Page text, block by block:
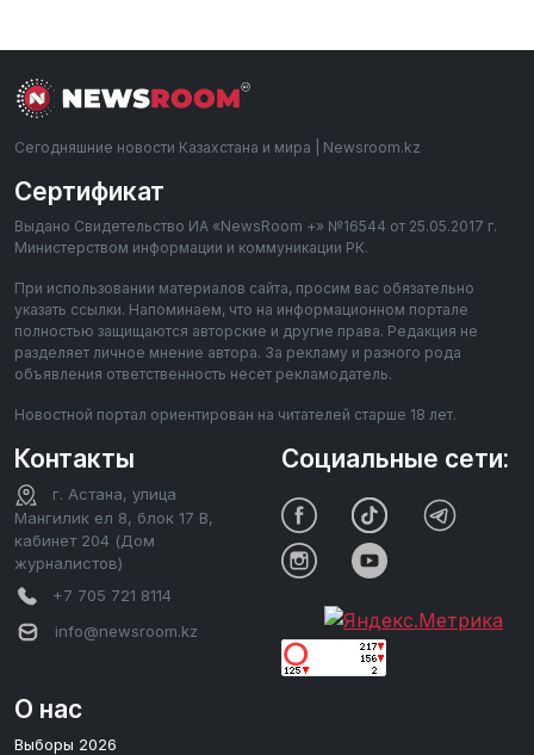
Сегодняшние новости Казахстана и мира | Newsroom.kz
Сертификат
Выдано Свидетельство ИА «NewsRoom +» №16544 от 25.05.2017 г.
Министерством информации и коммуникации РК.
При использовании материалов сайта, просим вас обязательно
указать ссылки. Напоминаем, что на информационном портале
полностью защищаются авторские и другие права. Редакция не
разделяет личное мнение автора. За рекламу и разного рода
объявления ответственность несет рекламодатель.
Новостной портал ориентирован на читателей старше 18 лет.
Контакты
г. Астана, улица
Мангилик ел 8, блок 17 В,
кабинет 204 (Дом
журналистов)
+7 705 721 8114
info@newsroom.kz
О нас
Выборы 2026
Социальные сети: